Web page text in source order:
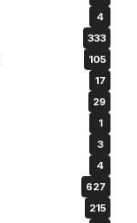
4
333
105
17
29
1
3
4
627
215